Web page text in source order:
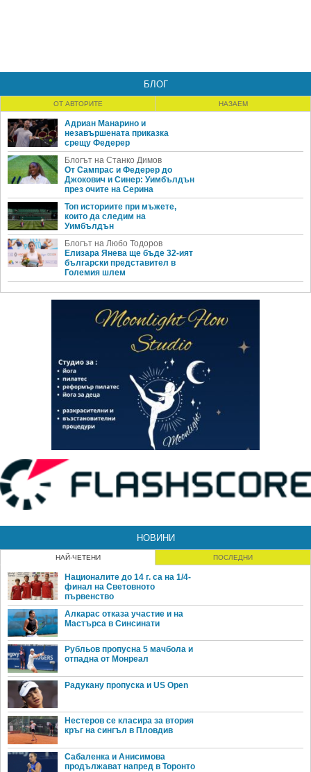
БЛОГ
ОТ АВТОРИТЕ НАЗАЕМ
Адриан Манарино и
незавършената приказка
срещу Федерер
Блогът на Станко Димов
От Сампрас и Федерер до
Джокович и Синер: Уимбълдън
през очите на Серина
Топ историите при мъжете,
които да следим на
Уимбълдън
Блогът на Любо Тодоров
Елизара Янева ще бъде 32-ият
български представител в
Големия шлем
НОВИНИ
НАЙ-ЧЕТЕНИ ПОСЛЕДНИ
Националите до 14 г. са на 1/4-
финал на Световното
първенство
Алкарас отказа участие и на
Мастърса в Синсинати
Рубльов пропусна 5 мачбола и
отпадна от Монреал
Радукану пропуска и US Open
Нестеров се класира за втория
кръг на сингъл в Пловдив
Сабаленка и Анисимова
продължават напред в Торонто